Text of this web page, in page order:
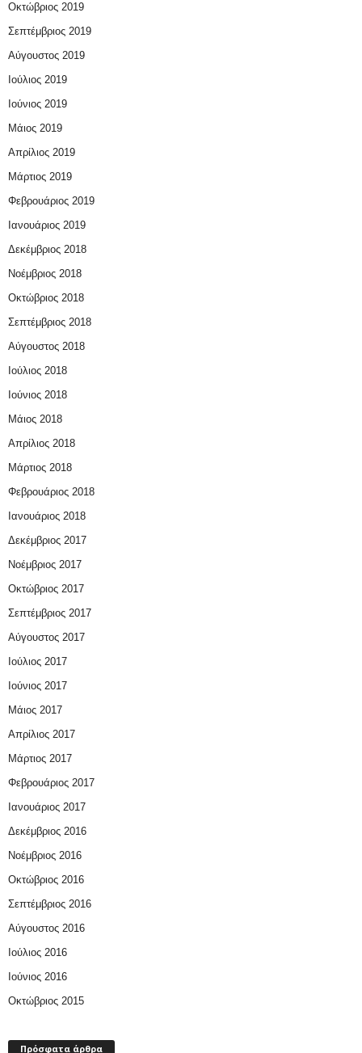
Οκτώβριος 2019
Σεπτέμβριος 2019
Αύγουστος 2019
Ιούλιος 2019
Ιούνιος 2019
Μάιος 2019
Απρίλιος 2019
Μάρτιος 2019
Φεβρουάριος 2019
Ιανουάριος 2019
Δεκέμβριος 2018
Νοέμβριος 2018
Οκτώβριος 2018
Σεπτέμβριος 2018
Αύγουστος 2018
Ιούλιος 2018
Ιούνιος 2018
Μάιος 2018
Απρίλιος 2018
Μάρτιος 2018
Φεβρουάριος 2018
Ιανουάριος 2018
Δεκέμβριος 2017
Νοέμβριος 2017
Οκτώβριος 2017
Σεπτέμβριος 2017
Αύγουστος 2017
Ιούλιος 2017
Ιούνιος 2017
Μάιος 2017
Απρίλιος 2017
Μάρτιος 2017
Φεβρουάριος 2017
Ιανουάριος 2017
Δεκέμβριος 2016
Νοέμβριος 2016
Οκτώβριος 2016
Σεπτέμβριος 2016
Αύγουστος 2016
Ιούλιος 2016
Ιούνιος 2016
Οκτώβριος 2015
Πρόσφατα άρθρα